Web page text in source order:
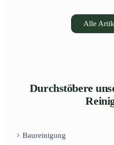
Alle
Durchstöbere
Baureinigung